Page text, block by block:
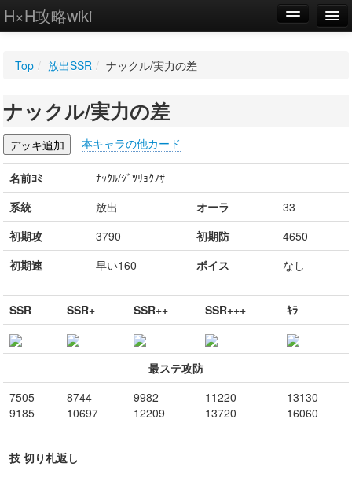
H×H攻略wiki
WIKI
設定
Top / 放出SSR / ナックル/実力の差
ナックル/実力の差
本キャラの他カード
名前ﾖﾐ
ﾅｯｸﾙ/ｼﾞﾂﾘｮｸﾉｻ
系統
放出 オーラ
33
初期攻
3790 初期防
4650
初期速
早い160 ボイス なし
SSR SSR+ SSR++ SSR+++ ｷﾗ
最ステ攻防
7505
9185
8744
10697
9982
12209
11220
13720
13130
16060
技 切り札返し